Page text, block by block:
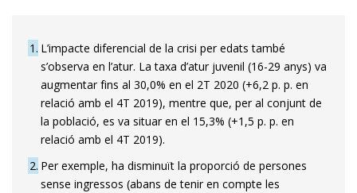
1 L’impacte diferencial de la crisi per edats també
s’observa en l’atur. La taxa d’atur juvenil (16-29 anys) va
augmentar fins al 30,0% en el 2T 2020 (+6,2 p. p. en
relació amb el 4T 2019), mentre que, per al conjunt de
la població, es va situar en el 15,3% (+1,5 p. p. en
relació amb el 4T 2019).
2 Per exemple, ha disminuït la proporció de persones
sense ingressos (abans de tenir en compte les